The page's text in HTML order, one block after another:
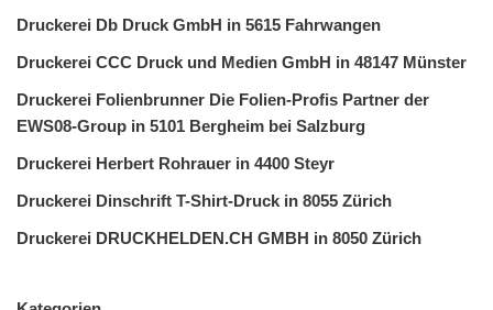
Druckerei Db Druck GmbH in 5615 Fahrwangen
Druckerei CCC Druck und Medien GmbH in 48147 Münster
Druckerei Folienbrunner Die Folien-Profis Partner der
EWS08-Group in 5101 Bergheim bei Salzburg
Druckerei Herbert Rohrauer in 4400 Steyr
Druckerei Dinschrift T-Shirt-Druck in 8055 Zürich
Druckerei DRUCKHELDEN.CH GMBH in 8050 Zürich